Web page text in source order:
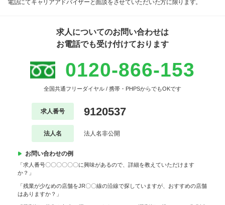
電話にてキャリアアドバイザーと面談をさせていただいた方に限ります。
求人についてのお問い合わせは
お電話でも受け付けております
0120-866-153
全国共通フリーダイヤル / 携帯・PHPSからでもOKです
求人番号 9120537
法人名 法人名非公開
お問い合わせの例
「求人番号〇〇〇〇〇〇に興味があるので、詳細を教えていただけます
か？」
「残業が少なめの店舗をJR〇〇線の沿線で探していますが、おすすめの店舗
はありますか？」